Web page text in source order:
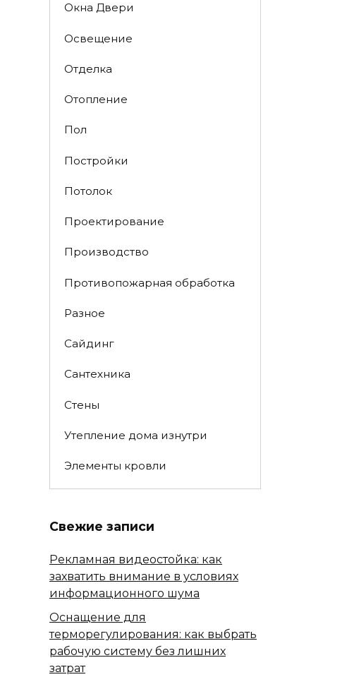
Окна Двери
Освещение
Отделка
Отопление
Пол
Постройки
Потолок
Проектирование
Производство
Противопожарная обработка
Разное
Сайдинг
Сантехника
Стены
Утепление дома изнутри
Элементы кровли
Свежие записи
Рекламная видеостойка: как
захватить внимание в условиях
информационного шума
Оснащение для
терморегулирования: как выбрать
рабочую систему без лишних
затрат